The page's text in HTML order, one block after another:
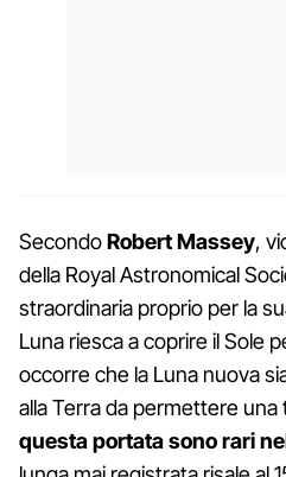
SecondoRobert Massey,
della Royal Astronomical
straordinaria proprio per la
Luna riesca a coprire il Sole
occorre che la Luna nuova
alla Terra da permettere una
questa portata sono rari